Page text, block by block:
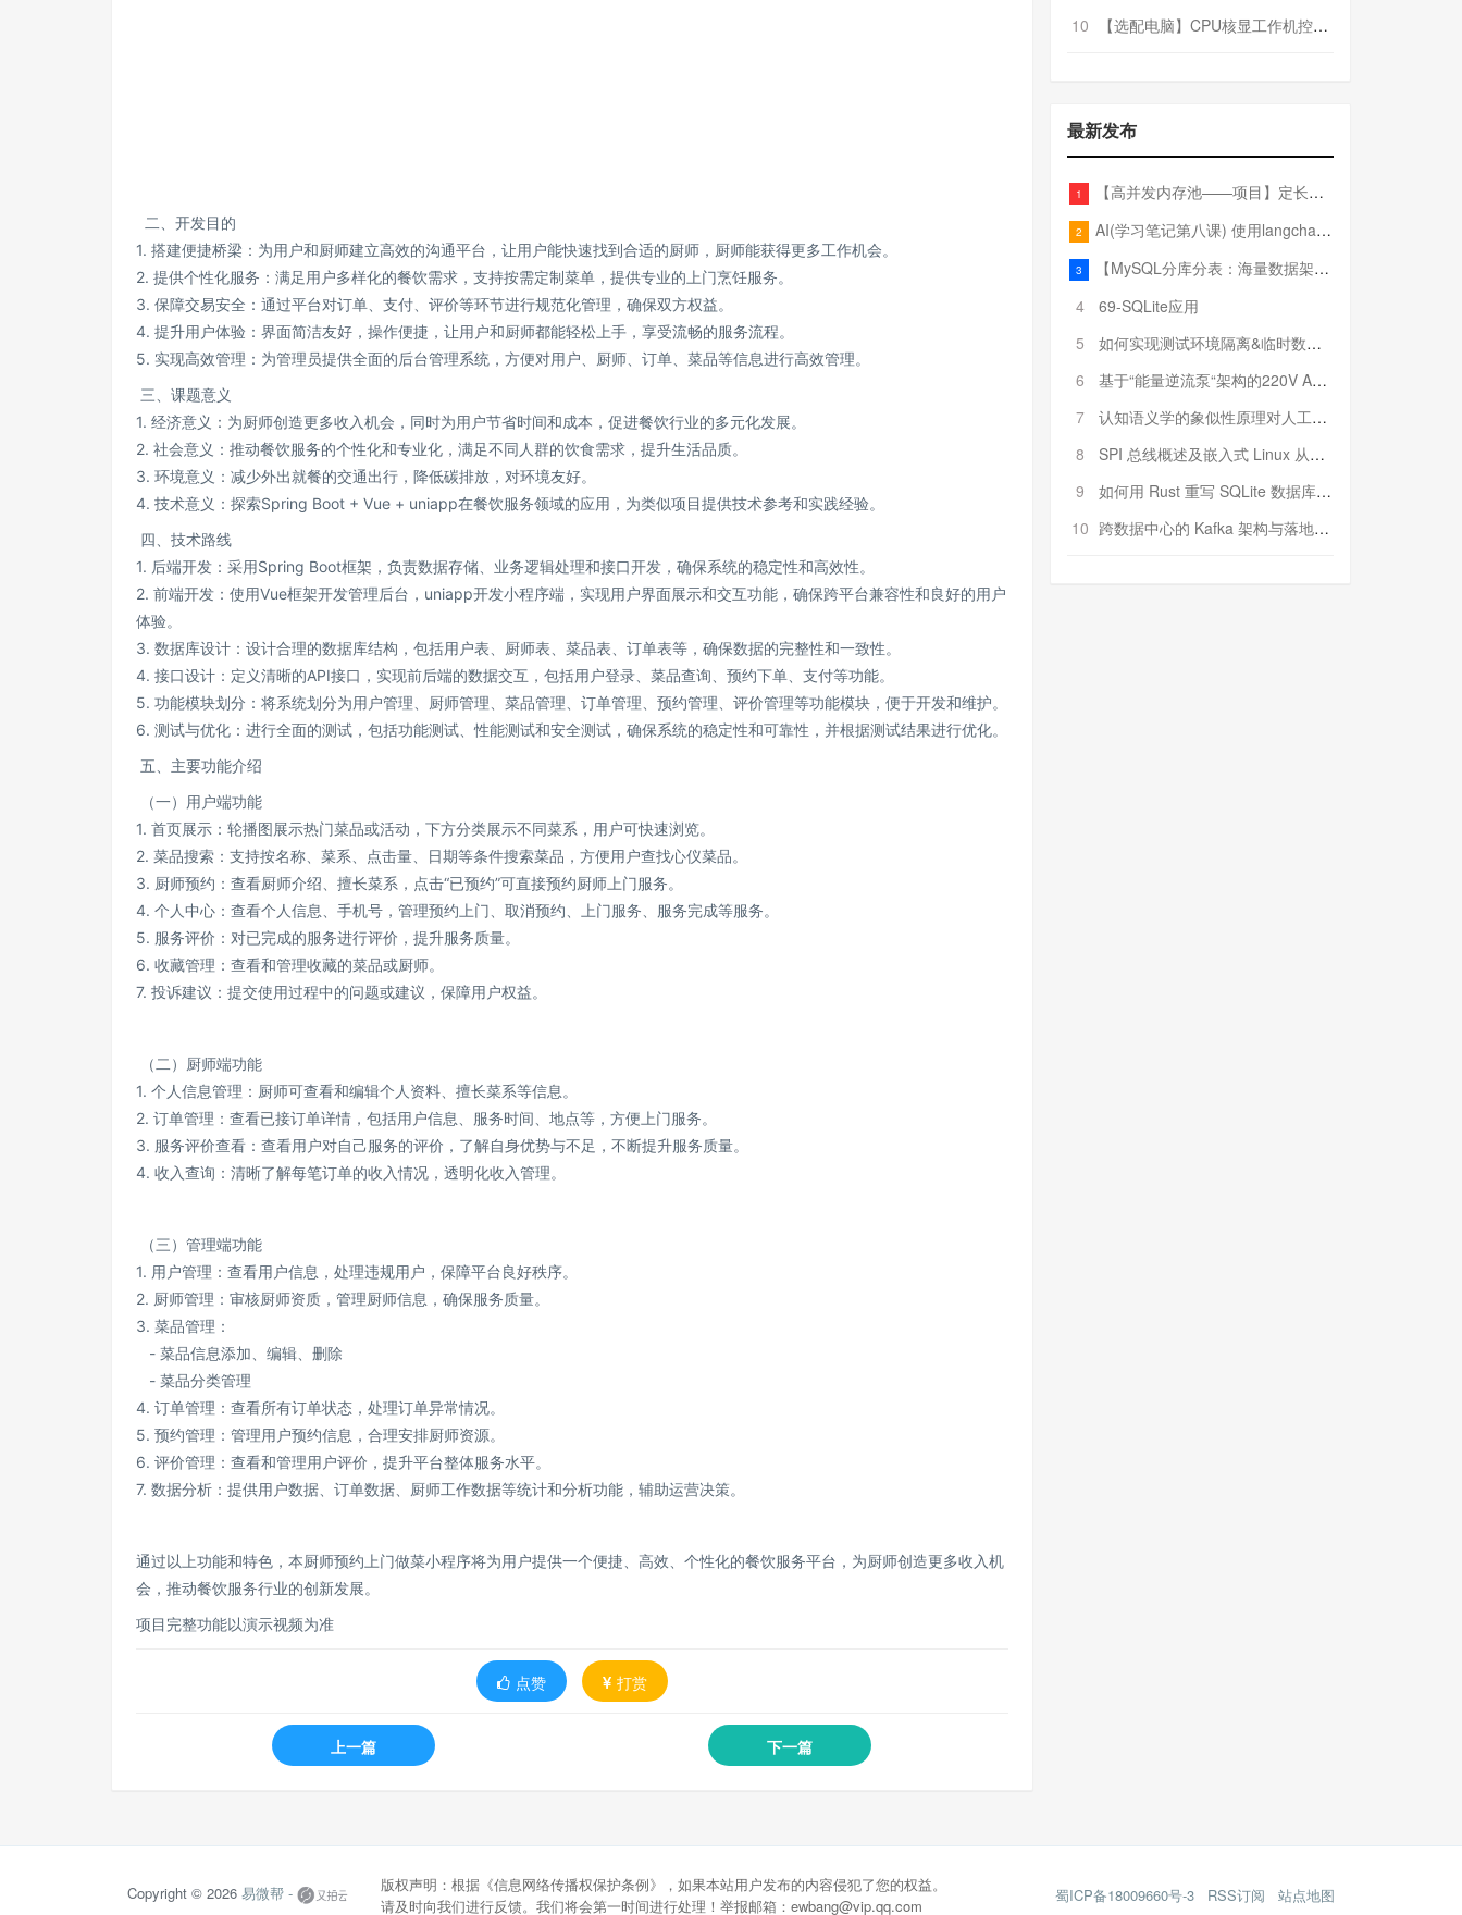
二、开发目的
1. 搭建便捷桥梁：为用户和厨师建立高效的沟通平台，让用户能快速找到合适的厨师，厨师能获得更多工作机会。
2. 提供个性化服务：满足用户多样化的餐饮需求，支持按需定制菜单，提供专业的上门烹饪服务。
3. 保障交易安全：通过平台对订单、支付、评价等环节进行规范化管理，确保双方权益。
4. 提升用户体验：界面简洁友好，操作便捷，让用户和厨师都能轻松上手，享受流畅的服务流程。
5. 实现高效管理：为管理员提供全面的后台管理系统，方便对用户、厨师、订单、菜品等信息进行高效管理。
三、课题意义
1. 经济意义：为厨师创造更多收入机会，同时为用户节省时间和成本，促进餐饮行业的多元化发展。
2. 社会意义：推动餐饮服务的个性化和专业化，满足不同人群的饮食需求，提升生活品质。
3. 环境意义：减少外出就餐的交通出行，降低碳排放，对环境友好。
4. 技术意义：探索Spring Boot + Vue + uniapp在餐饮服务领域的应用，为类似项目提供技术参考和实践经验。
四、技术路线
1. 后端开发：采用Spring Boot框架，负责数据存储、业务逻辑处理和接口开发，确保系统的稳定性和高效性。
2. 前端开发：使用Vue框架开发管理后台，uniapp开发小程序端，实现用户界面展示和交互功能，确保跨平台兼容性和良好的用户
体验。
3. 数据库设计：设计合理的数据库结构，包括用户表、厨师表、菜品表、订单表等，确保数据的完整性和一致性。
4. 接口设计：定义清晰的API接口，实现前后端的数据交互，包括用户登录、菜品查询、预约下单、支付等功能。
5. 功能模块划分：将系统划分为用户管理、厨师管理、菜品管理、订单管理、预约管理、评价管理等功能模块，便于开发和维护。
6. 测试与优化：进行全面的测试，包括功能测试、性能测试和安全测试，确保系统的稳定性和可靠性，并根据测试结果进行优化。
五、主要功能介绍
（一）用户端功能
1. 首页展示：轮播图展示热门菜品或活动，下方分类展示不同菜系，用户可快速浏览。
2. 菜品搜索：支持按名称、菜系、点击量、日期等条件搜索菜品，方便用户查找心仪菜品。
3. 厨师预约：查看厨师介绍、擅长菜系，点击“已预约”可直接预约厨师上门服务。
4. 个人中心：查看个人信息、手机号，管理预约上门、取消预约、上门服务、服务完成等服务。
5. 服务评价：对已完成的服务进行评价，提升服务质量。
6. 收藏管理：查看和管理收藏的菜品或厨师。
7. 投诉建议：提交使用过程中的问题或建议，保障用户权益。
（二）厨师端功能
1. 个人信息管理：厨师可查看和编辑个人资料、擅长菜系等信息。
2. 订单管理：查看已接订单详情，包括用户信息、服务时间、地点等，方便上门服务。
3. 服务评价查看：查看用户对自己服务的评价，了解自身优势与不足，不断提升服务质量。
4. 收入查询：清晰了解每笔订单的收入情况，透明化收入管理。
（三）管理端功能
1. 用户管理：查看用户信息，处理违规用户，保障平台良好秩序。
2. 厨师管理：审核厨师资质，管理厨师信息，确保服务质量。
3. 菜品管理：
- 菜品信息添加、编辑、删除
- 菜品分类管理
4. 订单管理：查看所有订单状态，处理订单异常情况。
5. 预约管理：管理用户预约信息，合理安排厨师资源。
6. 评价管理：查看和管理用户评价，提升平台整体服务水平。
7. 数据分析：提供用户数据、订单数据、厨师工作数据等统计和分析功能，辅助运营决策。
通过以上功能和特色，本厨师预约上门做菜小程序将为用户提供一个便捷、高效、个性化的餐饮服务平台，为厨师创造更多收入机
会，推动餐饮服务行业的创新发展。
项目完整功能以演示视频为准
点赞 打赏
上一篇 下一篇
10
【选配电脑】CPU核显工作机控制预算5000
最新发布
1 【高并发内存池——项目】定长内存池——开胃小菜
2 AI(学习笔记第八课) 使用langchain的embedding models
3
【MySQL分库分表：海量数据架构的终极解决方案】
4
69-SQLite应用
5
如何实现测试环境隔离&临时数据库（pytest+SQLite）
6
基于“能量逆流泵“架构的220V AC至20V DC 300W高效电源设计
7
认知语义学的象似性原理对人工智能自然语言处理深层语义分析的影响与启示
8
SPI 总线概述及嵌入式 Linux 从属 SPI 设备驱动程序开发（第二部分，实践）
9
如何用 Rust 重写 SQLite 数据库（二）:是否有市场空间？
10 跨数据中心的 Kafka 架构与落地实战
Copyright © 2026 易微帮 -
版权声明：根据《信息网络传播权保护条例》，如果本站用户发布的内容侵犯了您的权益。
请及时向我们进行反馈。我们将会第一时间进行处理！举报邮箱：ewbang@vip.qq.com
蜀ICP备18009660号-3 RSS订阅 站点地图